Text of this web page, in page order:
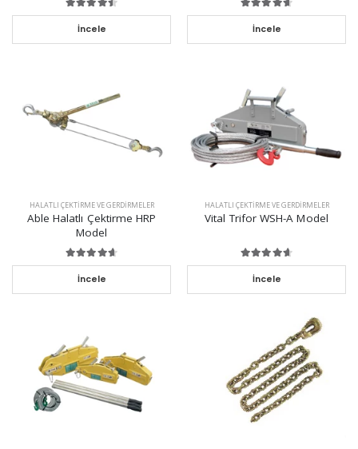
İncele İncele
HALATLI ÇEKTIRME VE GERDIRMELER
Able Halatlı Çektirme HRP
Model
İncele
HALATLI ÇEKTIRME VE GERDIRMELER
Vital Trifor WSH-A Model
İncele